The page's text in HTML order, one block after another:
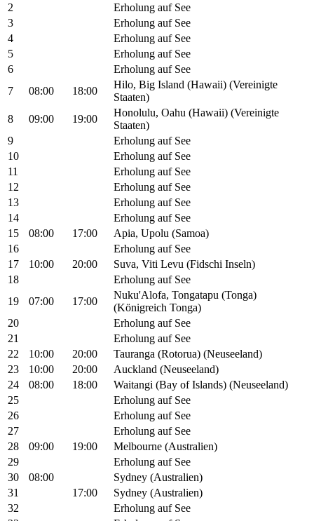
2
Erholung auf See
3
Erholung auf See
4
Erholung auf See
5
Erholung auf See
6
Erholung auf See
7
08:00 18:00
Hilo, Big Island (Hawaii) (Vereinigte
Staaten)
8
09:00 19:00
Honolulu, Oahu (Hawaii) (Vereinigte
Staaten)
9
Erholung auf See
10
Erholung auf See
11
Erholung auf See
12
Erholung auf See
13
Erholung auf See
14
Erholung auf See
15
08:00 17:00
Apia, Upolu (Samoa)
16
Erholung auf See
17
10:00 20:00
Suva, Viti Levu (Fidschi Inseln)
18
Erholung auf See
19
07:00 17:00
Nuku'Alofa, Tongatapu (Tonga)
(Königreich Tonga)
20
Erholung auf See
21
Erholung auf See
22
10:00 20:00
Tauranga (Rotorua) (Neuseeland)
23
10:00 20:00
Auckland (Neuseeland)
24
08:00 18:00
Waitangi (Bay of Islands) (Neuseeland)
25
Erholung auf See
26
Erholung auf See
27
Erholung auf See
28
09:00 19:00
Melbourne (Australien)
29
Erholung auf See
30
08:00
Sydney (Australien)
31
17:00
Sydney (Australien)
32
Erholung auf See